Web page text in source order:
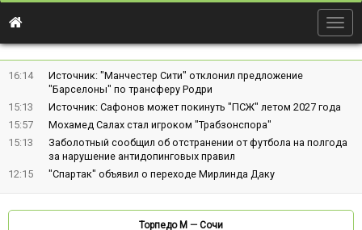
16:14
Источник: "Манчестер Сити" отклонил предложение
"Барселоны" по трансферу Родри
15:13
Источник: Сафонов может покинуть "ПСЖ" летом 2027 года
15:57
Мохамед Салах стал игроком "Трабзонспора"
15:13
Заболотный сообщил об отстранении от футбола на полгода
за нарушение антидопинговых правил
12:15
"Спартак" объявил о переходе Мирлинда Даку
Торпедо М — Сочи